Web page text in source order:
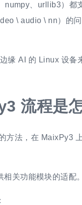
numpy、urllib3）都
\ audio \ nn）的
缘 AI 的 Linux 设备
流程是
方法，在 MaixPy3
关功能模块的适配。